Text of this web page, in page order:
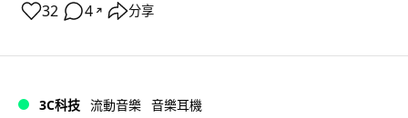
32 4 ↗ 分享
3C科技 流動音樂 音樂耳機